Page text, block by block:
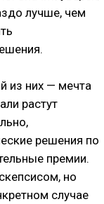
лучше, чем
из них — мечта
растут
решения по
премии.
но
случае